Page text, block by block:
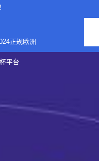
正规欧洲
杯平台